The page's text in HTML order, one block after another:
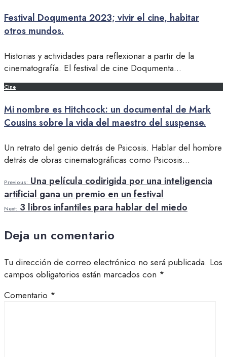
Festival Doqumenta 2023; vivir el cine, habitar
otros mundos.
Historias y actividades para reflexionar a partir de la
cinematografía. El festival de cine Doqumenta...
Cine
Mi nombre es Hitchcock: un documental de Mark
Cousins sobre la vida del maestro del suspense.
Un retrato del genio detrás de Psicosis. Hablar del hombre
detrás de obras cinematográficas como Psicosis...
Previous: Una película codirigida por una inteligencia
artificial gana un premio en un festival
Next: 3 libros infantiles para hablar del miedo
Deja un comentario
Tu dirección de correo electrónico no será publicada. Los
campos obligatorios están marcados con *
Comentario *